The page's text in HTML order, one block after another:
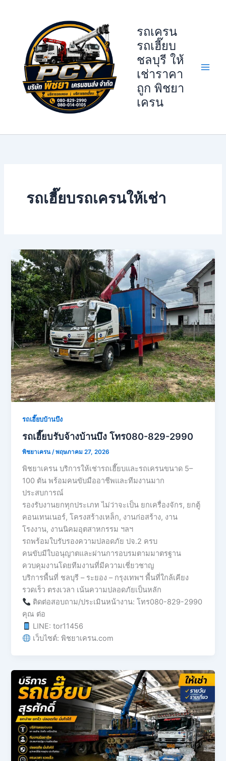
รถเครน
รถเฮี๊ยบ
ชลบุรี ให้
เช่าราคา
ถูก พิชยา
เครน
รถเฮี๊ยบรถเครนให้เช่า
รถเฮี๊ยบบ้านบึง
รถเฮี๊ยบรับจ้างบ้านบึง โทร080-829-2990
พิชยาเครน/พฤษภาคม 27, 2026
พิชยาเครน บริการให้เช่ารถเฮี๊ยบและรถเครนขนาด 5–
100 ตัน พร้อมคนขับมืออาชีพและทีมงานมาก
ประสบการณ์
รองรับงานยกทุกประเภท ไม่ว่าจะเป็น ยกเครื่องจักร, ยกตู้
คอนเทนเนอร์, โครงสร้างเหล็ก, งานก่อสร้าง, งาน
โรงงาน, งานนิคมอุตสาหกรรม ฯลฯ
รถพร้อมใบรับรองความปลอดภัย ปจ.2 ครบ
คนขับมีใบอนุญาตและผ่านการอบรมตามมาตรฐาน
ควบคุมงานโดยทีมงานที่มีความเชี่ยวชาญ
บริการพื้นที่ ชลบุรี – ระยอง – กรุงเทพฯ พื้นที่ใกล้เคียง
รวดเร็ว ตรงเวลา เน้นความปลอดภัยเป็นหลัก
ติดต่อสอบถาม/ประเมินหน้างาน: โทร080-829-2990
คุณ ต่อ
LINE: tor11456
เว็บไซต์: พิชยาเครน.com